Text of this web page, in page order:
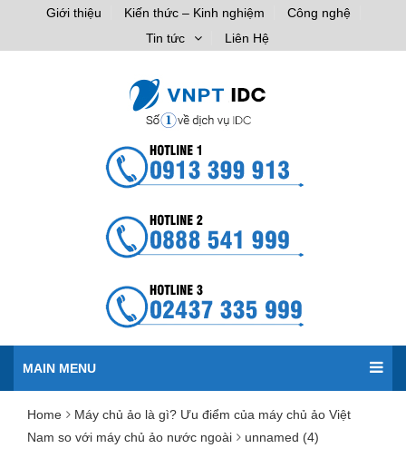
Giới thiệu Kiến thức – Kinh nghiệm
Công nghệ
Tin tức
Liên Hệ
MAIN MENU
Home
Máy chủ ảo là gì? Ưu điểm của máy chủ ảo Việt
Nam so với máy chủ ảo nước ngoài
unnamed (4)